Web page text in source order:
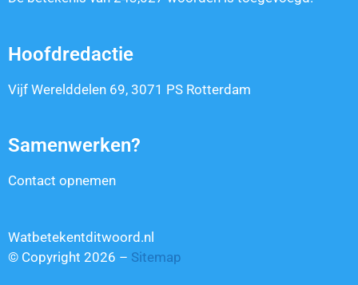
Hoofdredactie
Vijf Werelddelen 69, 3071 PS Rotterdam
Samenwerken?
Contact opnemen
Watbetekentditwoord.nl
© Copyright 2026 – Sitemap